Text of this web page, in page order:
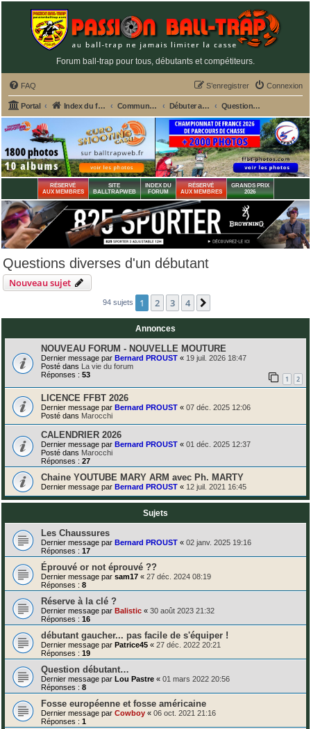
Forum ball-trap pour tous, débutants et compétiteurs.
FAQ Connexion
S’enregistrer
Portal Index du forum Commun aux 2 fédérations ball-trap FFBT et FFT Débuter au ball-trap - Créez votre sujet personnalisé Questions diverses d'un débutant
RÉSERVÉ
AUX MEMBRES
SITE
BALLTRAPWEB
INDEX DU
FORUM
RÉSERVÉ
AUX MEMBRES
GRANDS PRIX
2026
Questions diverses d'un débutant
Nouveau sujet
94 sujets 1 2 3 4
Annonces
NOUVEAU FORUM - NOUVELLE MOUTURE
Dernier message par Bernard PROUST « 19 juil. 2026 18:47
Posté dans La vie du forum
Réponses : 53 1 2
LICENCE FFBT 2026
Dernier message par Bernard PROUST « 07 déc. 2025 12:06
Posté dans Marocchi
CALENDRIER 2026
Dernier message par Bernard PROUST « 01 déc. 2025 12:37
Posté dans Marocchi
Réponses : 27
Chaine YOUTUBE MARY ARM avec Ph. MARTY
Dernier message par Bernard PROUST « 12 juil. 2021 16:45
Sujets
Les Chaussures
Dernier message par Bernard PROUST « 02 janv. 2025 19:16
Réponses : 17
Éprouvé or not éprouvé ??
Dernier message par sam17 « 27 déc. 2024 08:19
Réponses : 8
Réserve à la clé ?
Dernier message par Balistic « 30 août 2023 21:32
Réponses : 16
débutant gaucher... pas facile de s'équiper !
Dernier message par Patrice45 « 27 déc. 2022 20:21
Réponses : 19
Question débutant…
Dernier message par Lou Pastre « 01 mars 2022 20:56
Réponses : 8
Fosse européenne et fosse américaine
Dernier message par Cowboy « 06 oct. 2021 21:16
Réponses : 1